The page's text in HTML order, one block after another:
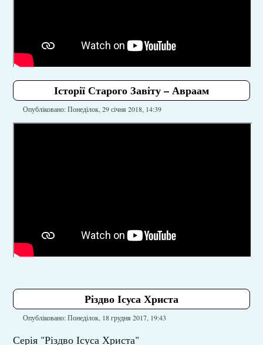
Історії Старого Завіту – Авраам
Опубліковано: Понеділок, 29 січня 2018, 14:39
Різдво Ісуса Христа
Опубліковано: Понеділок, 18 грудня 2017, 19:43
Серія "Різдво Ісуса Христа"